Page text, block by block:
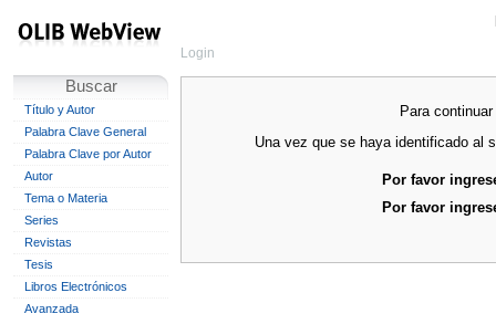
Buscar
Título y Autor
Palabra Clave General
Palabra Clave por Autor
Autor
Tema o Materia
Series
Revistas
Tesis
Libros Electrónicos
Avanzada
Login
Para
Una vez que se haya identificado al
Por favor
Por favor